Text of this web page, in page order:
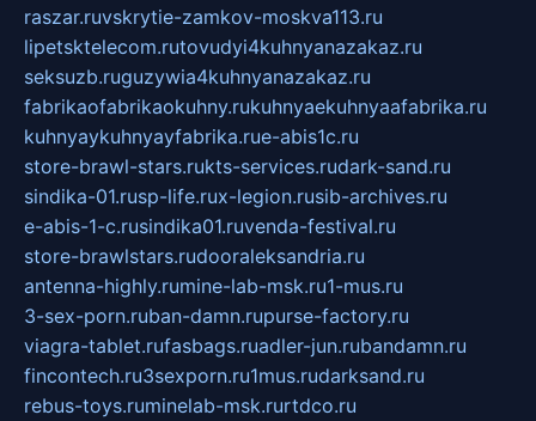
raszar.ruvskrytie-zamkov-moskva113.ru
lipetsktelecom.rutovudyi4kuhnyanazakaz.ru
seksuzb.ruguzywia4kuhnyanazakaz.ru
fabrikaofabrikaokuhny.rukuhnyaekuhnyaafabrika.ru
kuhnyaykuhnyayfabrika.rue-abis1c.ru
store-brawl-stars.rukts-services.rudark-sand.ru
sindika-01.rusp-life.rux-legion.rusib-archives.ru
e-abis-1-c.rusindika01.ruvenda-festival.ru
store-brawlstars.rudooraleksandria.ru
antenna-highly.rumine-lab-msk.ru1-mus.ru
3-sex-porn.ruban-damn.rupurse-factory.ru
viagra-tablet.rufasbags.ruadler-jun.rubandamn.ru
fincontech.ru3sexporn.ru1mus.rudarksand.ru
rebus-toys.ruminelab-msk.rurtdco.ru